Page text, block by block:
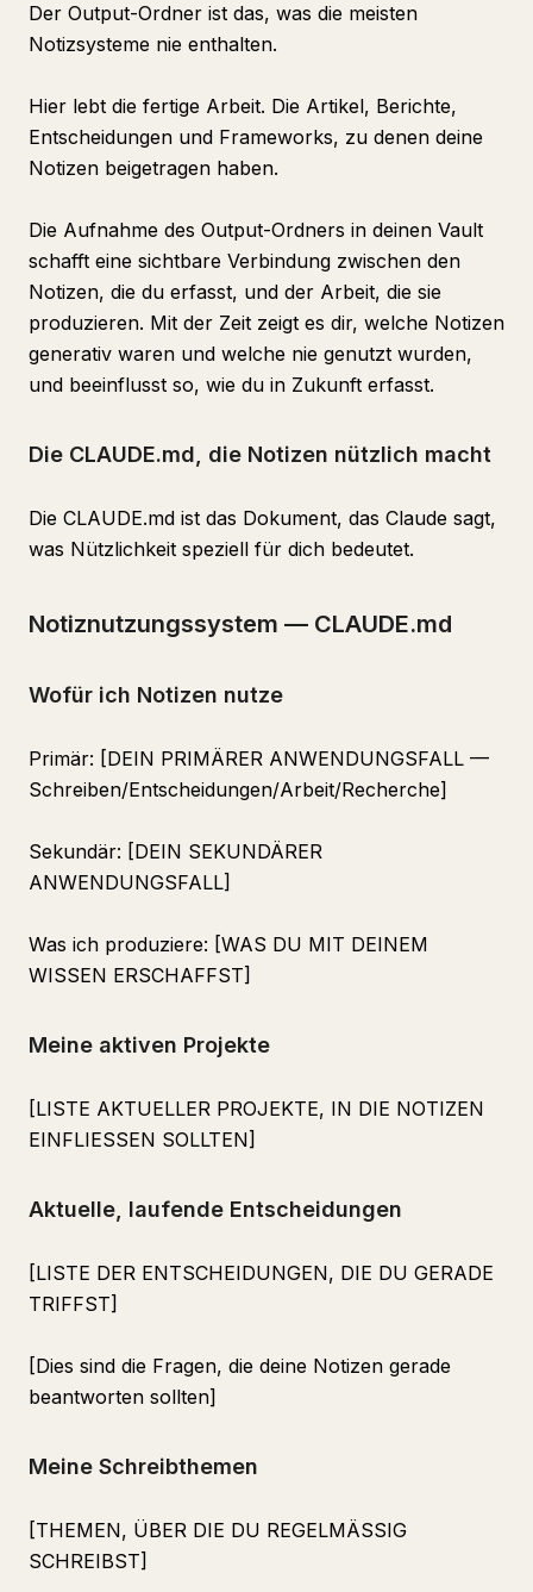
Der Output-Ordner ist das, was die meisten
Notizsysteme nie enthalten.
Hier lebt die fertige Arbeit. Die Artikel, Berichte,
Entscheidungen und Frameworks, zu denen deine
Notizen beigetragen haben.
Die Aufnahme des Output-Ordners in deinen Vault
schafft eine sichtbare Verbindung zwischen den
Notizen, die du erfasst, und der Arbeit, die sie
produzieren. Mit der Zeit zeigt es dir, welche Notizen
generativ waren und welche nie genutzt wurden,
und beeinflusst so, wie du in Zukunft erfasst.
Die CLAUDE.md, die Notizen nützlich macht
Die CLAUDE.md ist das Dokument, das Claude sagt,
was Nützlichkeit speziell für dich bedeutet.
Notiznutzungssystem — CLAUDE.md
Wofür ich Notizen nutze
Primär: [DEIN PRIMÄRER ANWENDUNGSFALL —
Schreiben/Entscheidungen/Arbeit/Recherche]
Sekundär: [DEIN SEKUNDÄRER
ANWENDUNGSFALL]
Was ich produziere: [WAS DU MIT DEINEM
WISSEN ERSCHAFFST]
Meine aktiven Projekte
[LISTE AKTUELLER PROJEKTE, IN DIE NOTIZEN
EINFLIESSEN SOLLTEN]
Aktuelle, laufende Entscheidungen
[LISTE DER ENTSCHEIDUNGEN, DIE DU GERADE
TRIFFST]
[Dies sind die Fragen, die deine Notizen gerade
beantworten sollten]
Meine Schreibthemen
[THEMEN, ÜBER DIE DU REGELMÄSSIG
SCHREIBST]